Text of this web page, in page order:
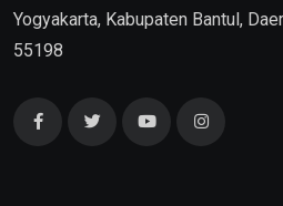
Yogyakarta, Kabupaten Bantul,
55198